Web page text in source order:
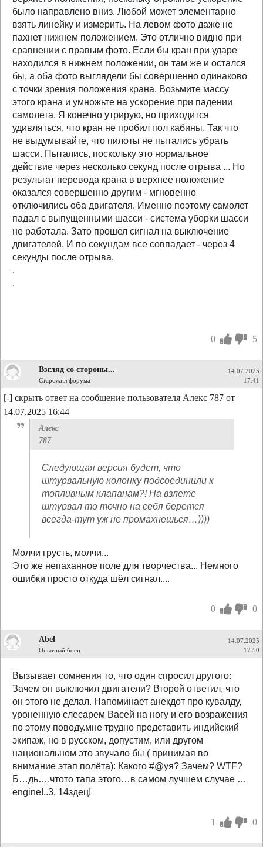
было направлено вниз. Любой может элементарно
взять линейку и измерить. На левом фото даже не
пахнет нижнем положением. Это отлично видно при
сравнении с правым фото. Если бы кран при ударе
находился в нижнем положении, он там же и остался
бы, а оба фото выглядели бы совершенно одинаково
с точки зрения положения крана. Возьмите массу
этого крана и умножьте на ускорение при падении
самолета. Я конечно утрирую, но приходится
удивляться, что кран не пробил пол кабины. Так что
не выдумывайте, что пилоты не пытались убрать
шасси. Пытались, поскольку это нормальное
действие через несколько секунд после отрыва ... Но
результат перевода крана в верхнее положение
оказался совершенно другим - мгновенно
отключились оба двигателя. Именно поэтому самолет
падал с выпущенными шасси - система уборки шасси
не работала. Зато прошел сигнал на выключение
двигателей. И по секундам все совпадает - через 4
секунды после отрыва.
.
.
0 5
Взгляд со стороны...
Старожил форума
14.07.2025
17:41
[-] скрыть ответ на сообщение пользователя Алекс 787 от
14.07.2025 16:44
Алекс
787
Следующая версия будет, что
штурвальную колонку подсоединили к
топливным клапанам?! На взлете
штурвал то точно на себя берется
всегда-тут уж не промахнешься…))))
Молчи грусть, молчи...
Это же непаханное поле для творчества... Немного
ошибки просто откуда шёл сигнал....
0 0
Abel
Опытный боец
14.07.2025
17:50
Вызывает сомнения то, что один спросил другого:
Зачем он выключил двигатели? Второй ответил, что
он этого не делал. Напоминает анекдот про кувалду,
уроненную слесарем Васей на ногу и его возражения
по этому поводу.мне трудно представить индийский
экипаж, но в русском, допустим, или другом
национальном это звучало бы ( принимая во
внимание этап полёта): Какого #@уя? Зачем? WTF?
Б…дь….чтото тапа этого…в самом лучшем случае …
engine!..3, 14здец!
1 0